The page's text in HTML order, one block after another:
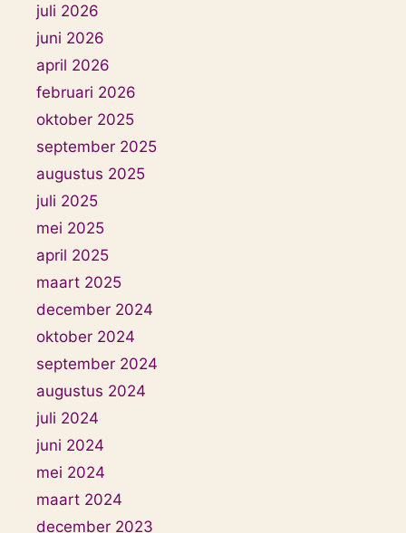
juli 2026
juni 2026
april 2026
februari 2026
oktober 2025
september 2025
augustus 2025
juli 2025
mei 2025
april 2025
maart 2025
december 2024
oktober 2024
september 2024
augustus 2024
juli 2024
juni 2024
mei 2024
maart 2024
december 2023